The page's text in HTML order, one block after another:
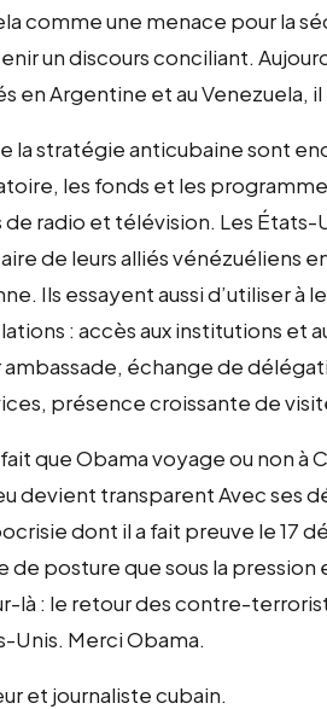
comme une menace pour la
un discours conciliant.
en Argentine et au Venezuela,
la stratégie anticubaine sont
les fonds et les
de radio et télévision. Les
de leurs alliés vénézuéliens
Ils essayent aussi d’utiliser à
: accès aux institutions et
échange de
présence croissante de
que Obama voyage ou non à
devient transparent Avec ses
dont il a fait preuve le 17
de posture que sous la
là : le retour des contre-
Unis. Merci Obama.
et journaliste cubain.